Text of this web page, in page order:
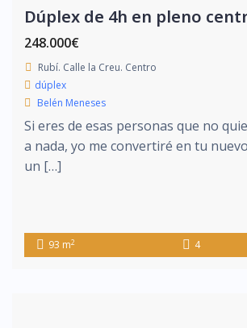
Dúplex de 4h en pleno
248.000€
Rubí. Calle la Creu. Centro
dúplex
Belén Meneses
Si eres de esas personas que no
a nada, yo me convertiré en tu
un […]
93 m2 4